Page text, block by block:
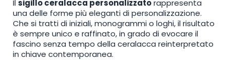
Ilsigillo ceralacca personalizzatorappresenta
una delle forme più eleganti di personalizzazione.
Che si tratti di iniziali, monogrammi o loghi, il risultato
è sempre unico e raffinato, in grado di evocare il
fascino senza tempo della ceralacca reinterpretato
in chiave contemporanea.